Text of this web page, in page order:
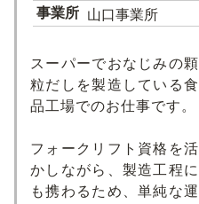
事業所 山口事業所
スーパーでおなじみの顆
粒だしを製造している食
品工場でのお仕事です。
フォークリフト資格を活
かしながら、製造工程に
も携わるため、単純な運